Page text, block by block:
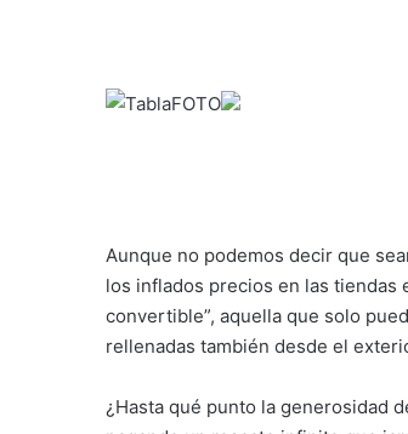
FOTO
Aunque no podemos decir que
los inflados precios en las tiendas
convertible”, aquella que solo
rellenadas también desde el
¿Hasta qué punto la generosidad